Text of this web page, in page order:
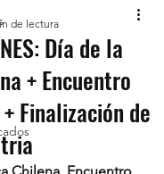
Día de la
+ Encuentro
Finalización de
de lectura